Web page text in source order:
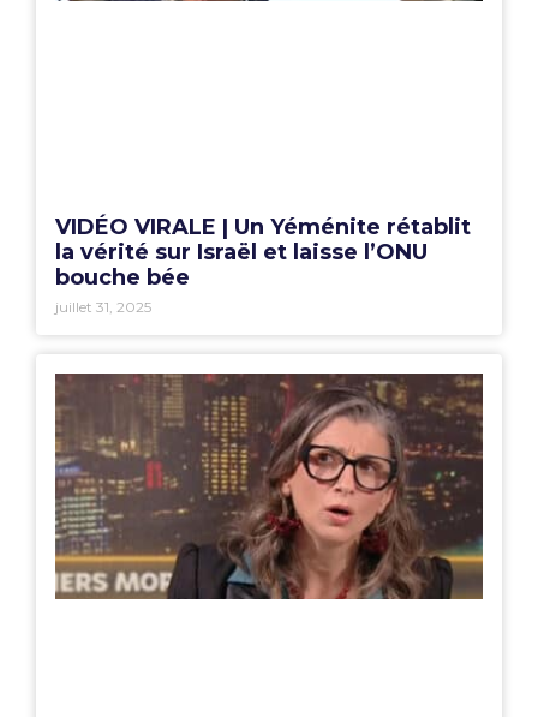
VIDÉO VIRALE | Un Yéménite rétablit
la vérité sur Israël et laisse l’ONU
bouche bée
juillet 31, 2025